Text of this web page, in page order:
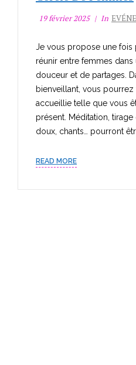
19 février 2025 In
Je vous propose une fois
réunir entre femmes
douceur et de partages.
bienveillant, vous
accueillie telle que vous
présent. Méditation,
doux, chants… pourront
READ MORE